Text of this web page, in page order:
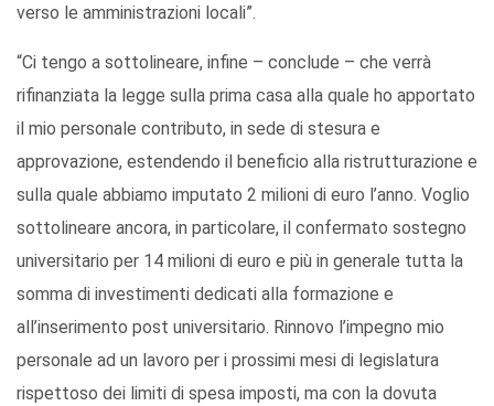
verso le amministrazioni locali”.
“Ci tengo a sottolineare, infine – conclude – che verrà
rifinanziata la legge sulla prima casa alla quale ho apportato
il mio personale contributo, in sede di stesura e
approvazione, estendendo il beneficio alla ristrutturazione e
sulla quale abbiamo imputato 2 milioni di euro l’anno. Voglio
sottolineare ancora, in particolare, il confermato sostegno
universitario per 14 milioni di euro e più in generale tutta la
somma di investimenti dedicati alla formazione e
all’inserimento post universitario. Rinnovo l’impegno mio
personale ad un lavoro per i prossimi mesi di legislatura
rispettoso dei limiti di spesa imposti, ma con la dovuta